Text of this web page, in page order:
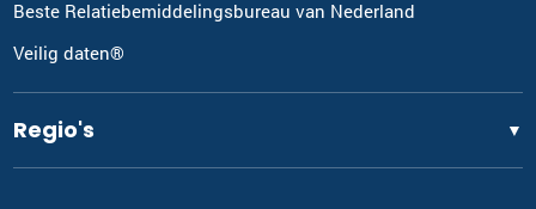
Beste Relatiebemiddelingsbureau van Nederland
Veilig daten®
Regio's ▼